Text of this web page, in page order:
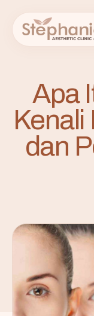
Apa
Kenali
dan